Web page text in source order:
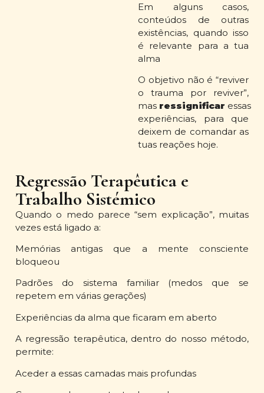
Em alguns casos,
conteúdos de outras
existências, quando isso
é relevante para a tua
alma
O objetivo não é “reviver
o trauma por reviver”,
mas ressignificar essas
experiências, para que
deixem de comandar as
tuas reações hoje.
Regressão Terapêutica e
Trabalho Sistémico
Quando o medo parece “sem explicação”, muitas
vezes está ligado a:
Memórias antigas que a mente consciente
bloqueou
Padrões do sistema familiar (medos que se
repetem em várias gerações)
Experiências da alma que ficaram em aberto
A regressão terapêutica, dentro do nosso método,
permite:
Aceder a essas camadas mais profundas